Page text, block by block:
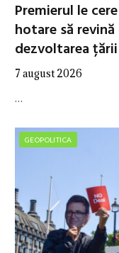
Premierul le
hotare să
dezvoltarea țării
7 august 2026
…
GEOPOLITICA